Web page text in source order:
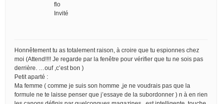
flo
Invité
Honnêtement tu as totalement raison, à croire que tu espionnes chez
moi (Attend!!!! Je regarde par la fenêtre pour vérifier que tu ne sois pas
derrière. …ouf ,c’est bon )
Petit aparté :
Ma femme ( comme je suis son homme ,je ne voudrais pas que la
formule ne te laisse penser que j’essaye de la subordonner ) n à en rien